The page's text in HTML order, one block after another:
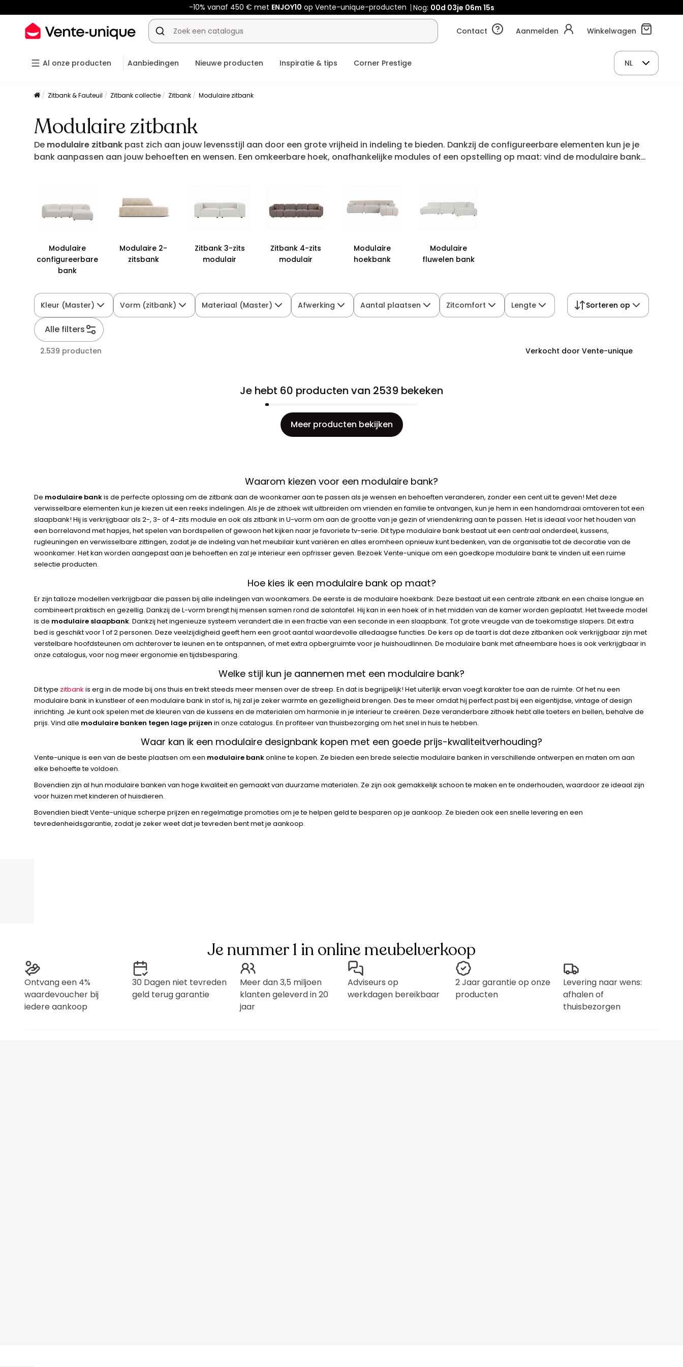
-10% vanaf 450 € met ENJOY10 op Vente-unique-producten Nog: 00d 03je 06m 14s
Contact Aanmelden Winkelwagen
Al onze producten Aanbiedingen Nieuwe producten Inspiratie & tips Corner Prestige NL
Zitbank & Fauteuil Zitbank collectie Zitbank Modulaire zitbank
Modulaire zitbank
De modulaire zitbank past zich aan jouw levensstijl aan door een grote vrijheid in indeling te bieden. Dankzij de configureerbare elementen kun je je
bank aanpassen aan jouw behoeften en wensen. Een omkeerbare hoek, onafhankelijke modules of een opstelling op maat: vind de modulaire bank
Modulaire
configureerbare
bank
Modulaire 2-
zitsbank
Zitbank 3-zits
modulair
Zitbank 4-zits
modulair
Modulaire
hoekbank
Modulaire
fluwelen bank
Kleur (Master) Vorm (zitbank) Materiaal (Master) Afwerking Aantal plaatsen Zitcomfort Lengte
Alle filters
Sorteren op
2.539 producten Verkocht door Vente-unique
Je hebt 60 producten van 2539 bekeken
Meer producten bekijken
Waarom kiezen voor een modulaire bank?
De modulaire bankis de perfecte oplossing om de zitbank aan de woonkamer aan te passen als je wensen en behoeften veranderen, zonder een cent uit te geven! Met deze
verwisselbare elementen kun je kiezen uit een reeks indelingen. Als je de zithoek wilt uitbreiden om vrienden en familie te ontvangen, kun je hem in een handomdraai omtoveren tot een
slaapbank! Hij is verkrijgbaar als 2-, 3- of 4-zits module en ook als zitbank in U-vorm om aan de grootte van je gezin of vriendenkring aan te passen. Het is ideaal voor het houden van
een borrelavond met hapjes, het spelen van bordspellen of gewoon het kijken naar je favoriete tv-serie. Dit type modulaire bank bestaat uit een centraal onderdeel, kussens,
rugleuningen en verwisselbare zittingen, zodat je de indeling van het meubilair kunt variëren en alles eromheen opnieuw kunt bedenken, van de organisatie tot de decoratie van de
woonkamer. Het kan worden aangepast aan je behoeften en zal je interieur een opfrisser geven. Bezoek Vente-unique om een goedkope modulaire bank te vinden uit een ruime
selectie producten.
Hoe kies ik een modulaire bank op maat?
Er zijn talloze modellen verkrijgbaar die passen bij alle indelingen van woonkamers. De eerste is de modulaire hoekbank. Deze bestaat uit een centrale zitbank en een chaise longue en
combineert praktisch en gezellig. Dankzij de L-vorm brengt hij mensen samen rond de salontafel. Hij kan in een hoek of in het midden van de kamer worden geplaatst. Het tweede model
is de modulaire slaapbank. Dankzij het ingenieuze systeem verandert die in een fractie van een seconde in een slaapbank. Tot grote vreugde van de toekomstige slapers. Dit extra
bed is geschikt voor 1 of 2 personen. Deze veelzijdigheid geeft hem een groot aantal waardevolle alledaagse functies. De kers op de taart is dat deze zitbanken ook verkrijgbaar zijn met
verstelbare hoofdsteunen om achterover te leunen en te ontspannen, of met extra opbergruimte voor je huishoudlinnen. De modulaire bank met afneembare hoes is ook verkrijgbaar in
onze catalogus, voor nog meer ergonomie en tijdsbesparing.
Welke stijl kun je aannemen met een modulaire bank?
Dit type zitbank is erg in de mode bij ons thuis en trekt steeds meer mensen over de streep. En dat is begrijpelijk! Het uiterlijk ervan voegt karakter toe aan de ruimte. Of het nu een
modulaire bank in kunstleer of een modulaire bank in stof is, hij zal je zeker warmte en gezelligheid brengen. Des te meer omdat hij perfect past bij een eigentijdse, vintage of design
inrichting. Je kunt ook spelen met de kleuren van de kussens en de materialen om harmonie in je interieur te creëren. Deze veranderbare zithoek hebt alle toeters en bellen, behalve de
prijs. Vind alle modulaire banken tegen lage prijzen in onze catalogus. En profiteer van thuisbezorging om het snel in huis te hebben.
Waar kan ik een modulaire designbank kopen met een goede prijs-kwaliteitverhouding?
Vente-unique is een van de beste plaatsen om een modulaire bankonline te kopen. Ze bieden een brede selectie modulaire banken in verschillende ontwerpen en maten om aan
elke behoefte te voldoen.
Bovendien zijn al hun modulaire banken van hoge kwaliteit en gemaakt van duurzame materialen. Ze zijn ook gemakkelijk schoon te maken en te onderhouden, waardoor ze ideaal zijn
voor huizen met kinderen of huisdieren.
Bovendien biedt Vente-unique scherpe prijzen en regelmatige promoties om je te helpen geld te besparen op je aankoop. Ze bieden ook een snelle levering en een
tevredenheidsgarantie, zodat je zeker weet dat je tevreden bent met je aankoop.
Je nummer 1 in online meubelverkoop
Ontvang een 4%
waardevoucher bij
iedere aankoop
30 Dagen niet tevreden
geld terug garantie
Meer dan 3,5 miljoen
klanten geleverd in 20
jaar
Adviseurs op
werkdagen bereikbaar
2 Jaar garantie op onze
producten
Levering naar wens:
afhalen of
thuisbezorgen